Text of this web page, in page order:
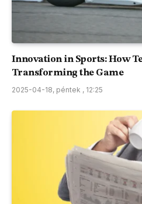
Innovation in Sports: How
Transforming the Game
2025-04-18, péntek , 12:25